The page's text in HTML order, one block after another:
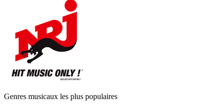
Genres musicaux les plus populaires